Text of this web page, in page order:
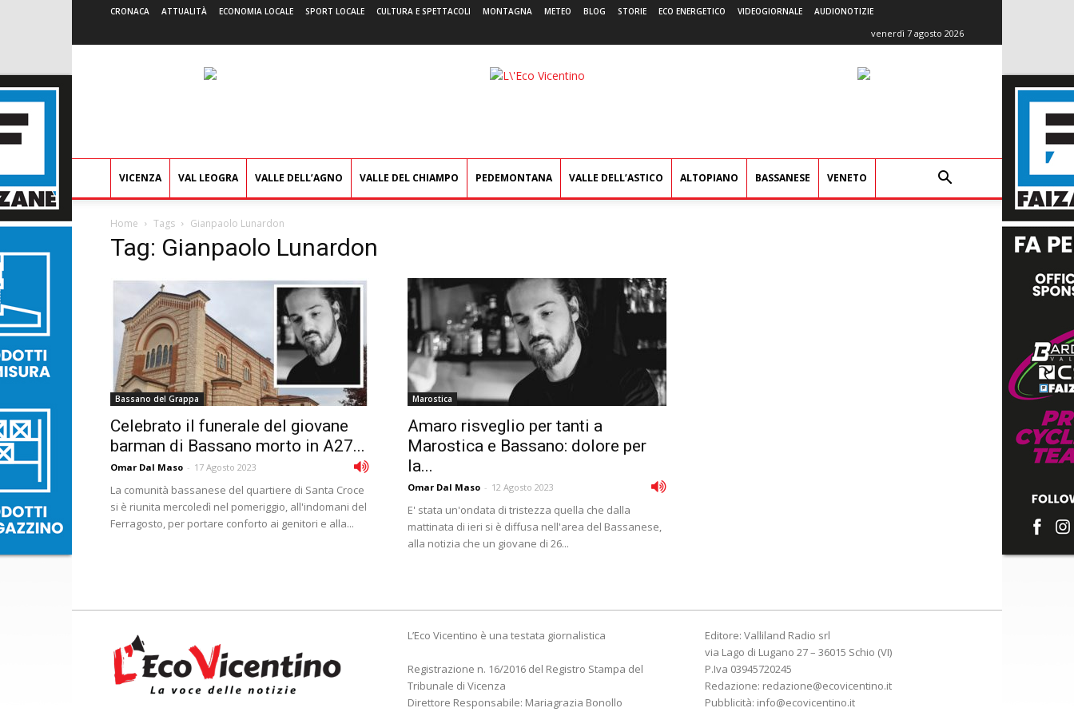
CRONACA ATTUALITÀ ECONOMIA LOCALE SPORT LOCALE CULTURA E SPETTACOLI MONTAGNA METEO BLOG STORIE ECO ENERGETICO VIDEOGIORNALE AUDIONOTIZIE
venerdì 7 agosto 2026
L'Eco
VICENZA VAL LEOGRA VALLE DELL’AGNO VALLE DEL CHIAMPO PEDEMONTANA VALLE DELL’ASTICO ALTOPIANO BASSANESE VENETO
Home Tags Gianpaolo Lunardon
Tag: Gianpaolo Lunardon
Bassano del Grappa
Celebrato il funerale del giovane
barman di Bassano morto in A27...
Omar Dal Maso - 17 Agosto 2023
La comunità bassanese del quartiere di Santa Croce
si è riunita mercoledì nel pomeriggio, all'indomani del
Ferragosto, per portare conforto ai genitori e alla...
Marostica
Amaro risveglio per tanti a
Marostica e Bassano: dolore per
la...
Omar Dal Maso - 12 Agosto 2023
E' stata un'ondata di tristezza quella che dalla
mattinata di ieri si è diffusa nell'area del Bassanese,
alla notizia che un giovane di 26...
L’Eco Vicentino è una testata giornalistica
Registrazione n. 16/2016 del Registro Stampa del
Tribunale di Vicenza
Direttore Responsabile: Mariagrazia Bonollo
Editore: Valliland Radio srl
via Lago di Lugano 27 – 36015 Schio (VI)
P.Iva 03945720245
Redazione: redazione@ecovicentino.it
Pubblicità: info@ecovicentino.it